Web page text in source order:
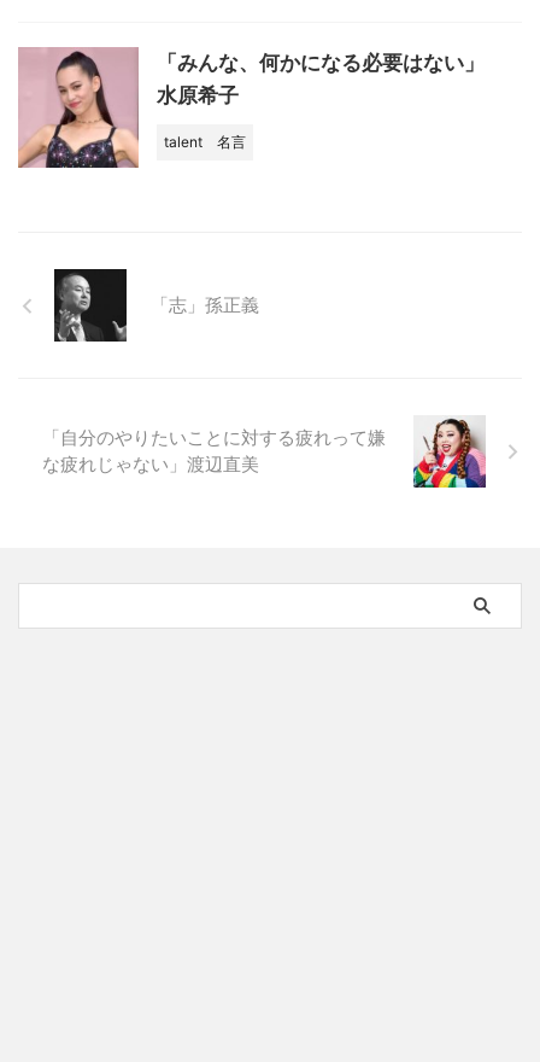
「みんな、何かになる必要はない」
水原希子
talent 名言
「志」孫正義
「自分のやりたいことに対する疲れって嫌
な疲れじゃない」渡辺直美